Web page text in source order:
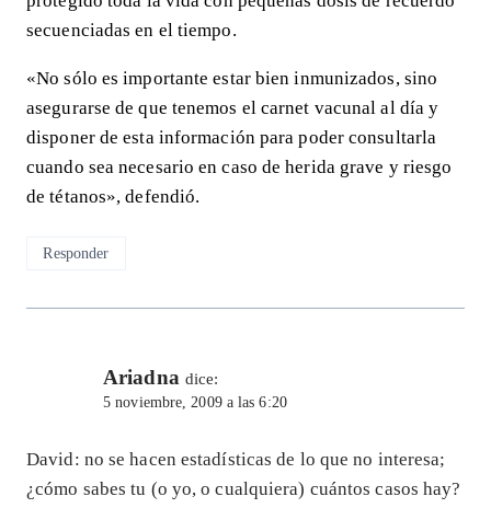
secuenciadas en el tiempo.
«No sólo es importante estar bien inmunizados, sino
asegurarse de que tenemos el carnet vacunal al día y
disponer de esta información para poder consultarla
cuando sea necesario en caso de herida grave y riesgo
de tétanos», defendió.
Responder
Ariadna dice:
5 noviembre, 2009 a las 6:20
David: no se hacen estadísticas de lo que no interesa;
¿cómo sabes tu (o yo, o cualquiera) cuántos casos hay?